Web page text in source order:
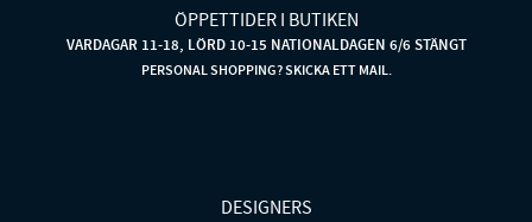
ÖPPETTIDER I BUTIKEN
VARDAGAR 11-18, LÖRD 10-15 NATIONALDAGEN 6/6 STÄNGT
PERSONAL SHOPPING? SKICKA ETT MAIL.
DESIGNERS